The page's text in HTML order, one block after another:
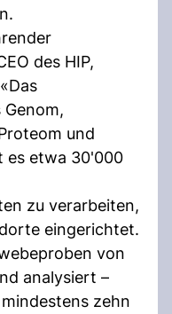
des HIP,
und
es etwa 30'000
zu verarbeiten,
eingerichtet.
von
analysiert –
zehn